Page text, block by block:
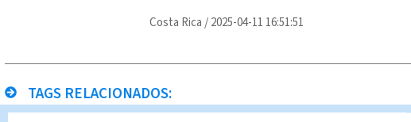
Costa Rica /2025-04-11 16:51:51
TAGS RELACIONADOS: